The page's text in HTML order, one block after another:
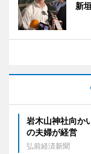
新
岩木山神社向か
の夫婦が経営
弘前経済新聞